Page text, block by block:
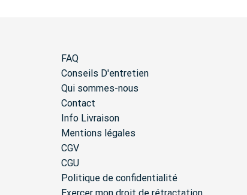
FAQ
Conseils D'entretien
Qui sommes-nous
Contact
Info Livraison
Mentions légales
CGV
CGU
Politique de confidentialité